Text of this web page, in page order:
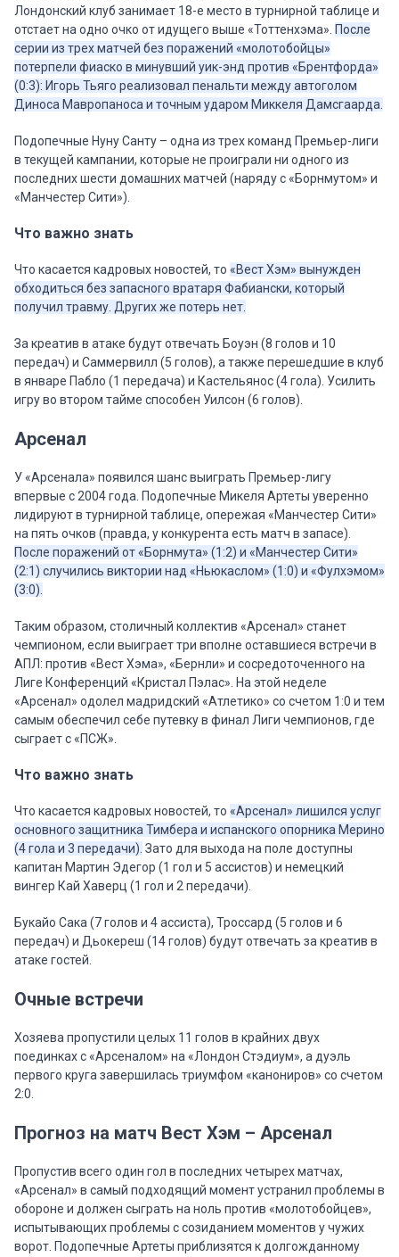
Лондонский клуб занимает 18-е место в турнирной таблице и
отстает на одно очко от идущего выше «Тоттенхэма». После
серии из трех матчей без поражений «молотобойцы»
потерпели фиаско в минувший уик-энд против «Брентфорда»
(0:3): Игорь Тьяго реализовал пенальти между автоголом
Диноса Мавропаноса и точным ударом Миккеля Дамсгаарда.
Подопечные Нуну Санту – одна из трех команд Премьер-лиги
в текущей кампании, которые не проиграли ни одного из
последних шести домашних матчей (наряду с «Борнмутом» и
«Манчестер Сити»).
Что важно знать
Что касается кадровых новостей, то «Вест Хэм» вынужден
обходиться без запасного вратаря Фабиански, который
получил травму. Других же потерь нет.
За креатив в атаке будут отвечать Боуэн (8 голов и 10
передач) и Саммервилл (5 голов), а также перешедшие в клуб
в январе Пабло (1 передача) и Кастельянос (4 гола). Усилить
игру во втором тайме способен Уилсон (6 голов).
Арсенал
У «Арсенала» появился шанс выиграть Премьер-лигу
впервые с 2004 года. Подопечные Микеля Артеты уверенно
лидируют в турнирной таблице, опережая «Манчестер Сити»
на пять очков (правда, у конкурента есть матч в запасе).
После поражений от «Борнмута» (1:2) и «Манчестер Сити»
(2:1) случились виктории над «Ньюкаслом» (1:0) и «Фулхэмом»
(3:0).
Таким образом, столичный коллектив «Арсенал» станет
чемпионом, если выиграет три вполне оставшиеся встречи в
АПЛ: против «Вест Хэма», «Бернли» и сосредоточенного на
Лиге Конференций «Кристал Пэлас». На этой неделе
«Арсенал» одолел мадридский «Атлетико» со счетом 1:0 и тем
самым обеспечил себе путевку в финал Лиги чемпионов, где
сыграет с «ПСЖ».
Что важно знать
Что касается кадровых новостей, то «Арсенал» лишился услуг
основного защитника Тимбера и испанского опорника Мерино
(4 гола и 3 передачи). Зато для выхода на поле доступны
капитан Мартин Эдегор (1 гол и 5 ассистов) и немецкий
вингер Кай Хаверц (1 гол и 2 передачи).
Букайо Сака (7 голов и 4 ассиста), Троссард (5 голов и 6
передач) и Дьокереш (14 голов) будут отвечать за креатив в
атаке гостей.
Очные встречи
Хозяева пропустили целых 11 голов в крайних двух
поединках с «Арсеналом» на «Лондон Стэдиум», а дуэль
первого круга завершилась триумфом «канониров» со счетом
2:0.
Прогноз на матч Вест Хэм – Арсенал
Пропустив всего один гол в последних четырех матчах,
«Арсенал» в самый подходящий момент устранил проблемы в
обороне и должен сыграть на ноль против «молотобойцев»,
испытывающих проблемы с созиданием моментов у чужих
ворот. Подопечные Артеты приблизятся к долгожданному